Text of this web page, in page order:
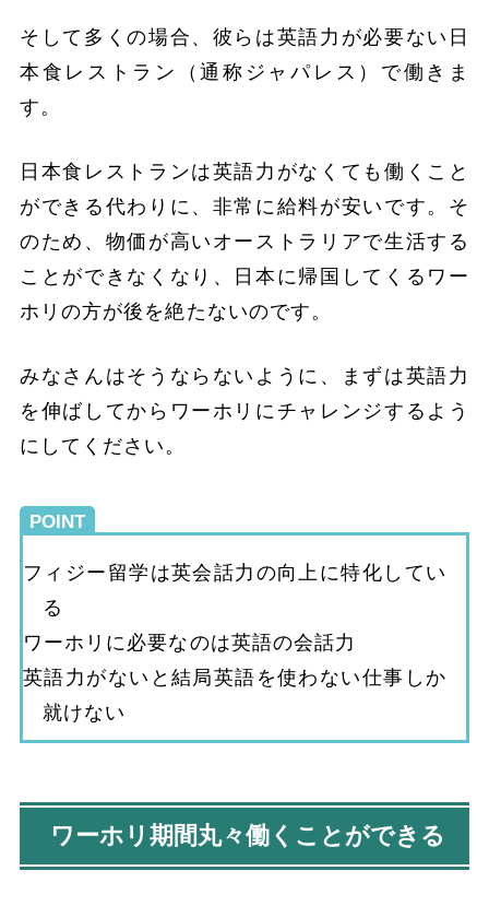
そして多くの場合、彼らは英語力が必要ない日
本食レストラン（通称ジャパレス）で働きま
す。
日本食レストランは英語力がなくても働くこと
ができる代わりに、非常に給料が安いです。そ
のため、物価が高いオーストラリアで生活する
ことができなくなり、日本に帰国してくるワー
ホリの方が後を絶たないのです。
みなさんはそうならないように、まずは英語力
を伸ばしてからワーホリにチャレンジするよう
にしてください。
POINT
フィジー留学は英会話力の向上に特化してい
る
ワーホリに必要なのは英語の会話力
英語力がないと結局英語を使わない仕事しか
就けない
ワーホリ期間丸々働くことができる